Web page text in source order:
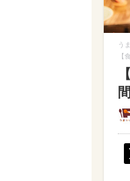
う
【